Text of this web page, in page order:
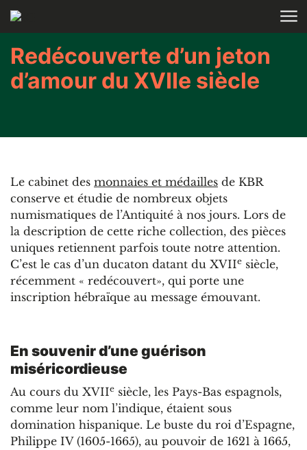
Aller au contenu
Redécouverte d’un jeton
d’amour du XVIIe siècle
Le cabinet des monnaies et médailles de KBR
conserve et étudie de nombreux objets
numismatiques de l’Antiquité à nos jours. Lors de
la description de cette riche collection, des pièces
uniques retiennent parfois toute notre attention.
C’est le cas d’un ducaton datant du XVIIe siècle,
récemment « redécouvert», qui porte une
inscription hébraïque au message émouvant.
En souvenir d’une guérison
miséricordieuse
Au cours du XVIIe siècle, les Pays-Bas espagnols,
comme leur nom l’indique, étaient sous
domination hispanique. Le buste du roi d’Espagne,
Philippe IV (1605-1665), au pouvoir de 1621 à 1665,